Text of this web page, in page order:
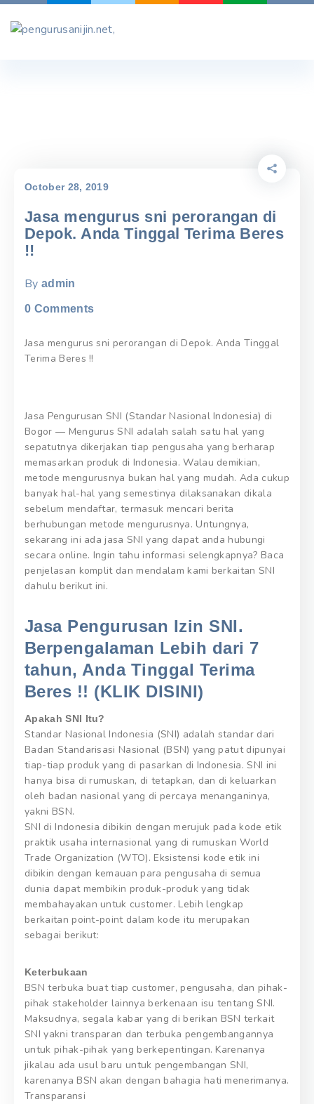
Skip
October 28, 2019
Jasa mengurus sni perorangan di
Depok. Anda Tinggal Terima Beres
!!
By admin
0 Comments
Jasa mengurus sni perorangan di Depok. Anda Tinggal
Terima Beres !!
Jasa Pengurusan SNI (Standar Nasional Indonesia) di
Bogor — Mengurus SNI adalah salah satu hal yang
sepatutnya dikerjakan tiap pengusaha yang berharap
memasarkan produk di Indonesia. Walau demikian,
metode mengurusnya bukan hal yang mudah. Ada cukup
banyak hal-hal yang semestinya dilaksanakan dikala
sebelum mendaftar, termasuk mencari berita
berhubungan metode mengurusnya. Untungnya,
sekarang ini ada jasa SNI yang dapat anda hubungi
secara online. Ingin tahu informasi selengkapnya? Baca
penjelasan komplit dan mendalam kami berkaitan SNI
dahulu berikut ini.
Jasa Pengurusan Izin SNI.
Berpengalaman Lebih dari 7
tahun, Anda Tinggal Terima
Beres !! (KLIK DISINI)
Apakah SNI Itu?
Standar Nasional Indonesia (SNI) adalah standar dari
Badan Standarisasi Nasional (BSN) yang patut dipunyai
tiap-tiap produk yang di pasarkan di Indonesia. SNI ini
hanya bisa di rumuskan, di tetapkan, dan di keluarkan
oleh badan nasional yang di percaya menanganinya,
yakni BSN.
SNI di Indonesia dibikin dengan merujuk pada kode etik
praktik usaha internasional yang di rumuskan World
Trade Organization (WTO). Eksistensi kode etik ini
dibikin dengan kemauan para pengusaha di semua
dunia dapat membikin produk-produk yang tidak
membahayakan untuk customer. Lebih lengkap
berkaitan point-point dalam kode itu merupakan
sebagai berikut:
Keterbukaan
BSN terbuka buat tiap customer, pengusaha, dan pihak-
pihak stakeholder lainnya berkenaan isu tentang SNI.
Maksudnya, segala kabar yang di berikan BSN terkait
SNI yakni transparan dan terbuka pengembangannya
untuk pihak-pihak yang berkepentingan. Karenanya
jikalau ada usul baru untuk pengembangan SNI,
karenanya BSN akan dengan bahagia hati menerimanya.
Transparansi